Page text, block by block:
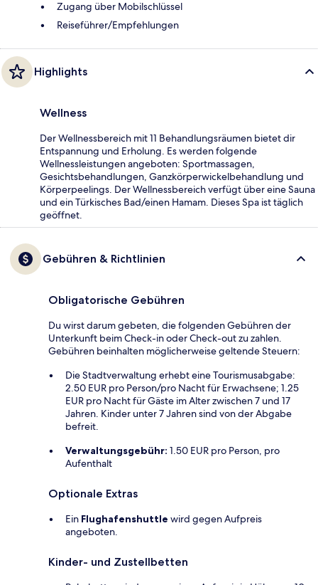
Zugang über Mobilschlüssel
Reiseführer/Empfehlungen
Highlights
Wellness
Der Wellnessbereich mit 11 Behandlungsräumen bietet dir
Entspannung und Erholung. Es werden folgende
Wellnessleistungen angeboten: Sportmassagen,
Gesichtsbehandlungen, Ganzkörperwickelbehandlung und
Körperpeelings. Der Wellnessbereich verfügt über eine Sauna
und ein Türkisches Bad/einen Hamam. Dieses Spa ist täglich
geöffnet.
Gebühren & Richtlinien
Obligatorische Gebühren
Du wirst darum gebeten, die folgenden Gebühren der
Unterkunft beim Check-in oder Check-out zu zahlen.
Gebühren beinhalten möglicherweise geltende Steuern:
Die Stadtverwaltung erhebt eine Tourismusabgabe:
2.50 EUR pro Person/pro Nacht für Erwachsene; 1.25
EUR pro Nacht für Gäste im Alter zwischen 7 und 17
Jahren. Kinder unter 7 Jahren sind von der Abgabe
befreit.
Verwaltungsgebühr: 1.50 EUR pro Person, pro
Aufenthalt
Optionale Extras
Ein Flughafenshuttle wird gegen Aufpreis
angeboten.
Kinder- und Zustellbetten